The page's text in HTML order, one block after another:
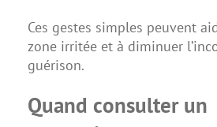
Ces gestes simples peuvent
zone irritée et à diminuer
guérison.
Quand consulter un